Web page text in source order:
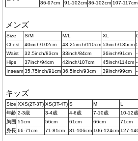
86-97cm
91-102cm 86-102cm 107-117cm
メンズ
Size S/M M/L XL
Chest
40inch/102cm 43.25inch/110cm 53inch/135cm
Waist
32.5inch/83cm 33inch/84cm 36inch/91cm
-
Hips
37inch/94cm 42inch/107cm 45inch/114cm -
Inseam 35.75inch/91cm 36.5inch/93cm 39inch/99cm -
キッズ
Size XXS(2T-3T) XS(3T-4T) S M
L
年齢 2-3歳 3-4歳 4-6歳 7-10歳
10-12歳
胸囲 51cm 56cm 61cm 66cm
71cm
身長 66-71cm 71-81cm 81-106cm 106-124cm 127-